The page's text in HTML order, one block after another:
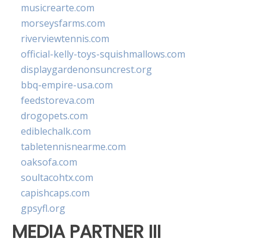
musicrearte.com
morseysfarms.com
riverviewtennis.com
official-kelly-toys-squishmallows.com
displaygardenonsuncrest.org
bbq-empire-usa.com
feedstoreva.com
drogopets.com
ediblechalk.com
tabletennisnearme.com
oaksofa.com
soultacohtx.com
capishcaps.com
gpsyfl.org
MEDIA PARTNER III